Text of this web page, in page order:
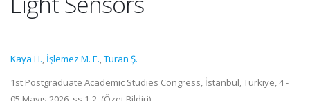
Kaya H., İşlemez M. E.,Turan Ş.
1st Postgraduate Academic Studies Congress, İstanbul, Türkiye, 4 -